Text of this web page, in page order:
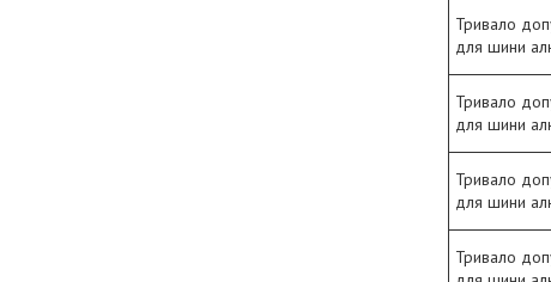
Тривало
для шини
Тривало
для шини
Тривало
для шини
Тривало